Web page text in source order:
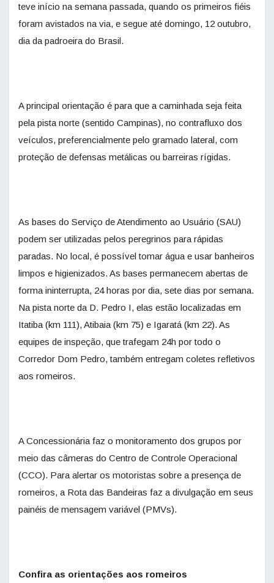
teve início na semana passada, quando os primeiros fiéis
foram avistados na via, e segue até domingo, 12 outubro,
dia da padroeira do Brasil.
A principal orientação é para que a caminhada seja feita
pela pista norte (sentido Campinas), no contrafluxo dos
veículos, preferencialmente pelo gramado lateral, com
proteção de defensas metálicas ou barreiras rígidas.
As bases do Serviço de Atendimento ao Usuário (SAU)
podem ser utilizadas pelos peregrinos para rápidas
paradas. No local, é possível tomar água e usar banheiros
limpos e higienizados. As bases permanecem abertas de
forma ininterrupta, 24 horas por dia, sete dias por semana.
Na pista norte da D. Pedro I, elas estão localizadas em
Itatiba (km 111), Atibaia (km 75) e Igaratá (km 22). As
equipes de inspeção, que trafegam 24h por todo o
Corredor Dom Pedro, também entregam coletes refletivos
aos romeiros.
A Concessionária faz o monitoramento dos grupos por
meio das câmeras do Centro de Controle Operacional
(CCO). Para alertar os motoristas sobre a presença de
romeiros, a Rota das Bandeiras faz a divulgação em seus
painéis de mensagem variável (PMVs).
Confira as orientações aos romeiros